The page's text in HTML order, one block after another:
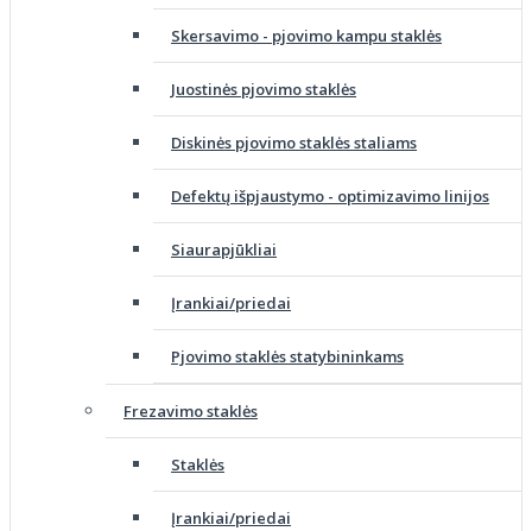
Skersavimo - pjovimo kampu staklės
Juostinės pjovimo staklės
Diskinės pjovimo staklės staliams
Defektų išpjaustymo - optimizavimo linijos
Siaurapjūkliai
Įrankiai/priedai
Pjovimo staklės statybininkams
Frezavimo staklės
Staklės
Įrankiai/priedai